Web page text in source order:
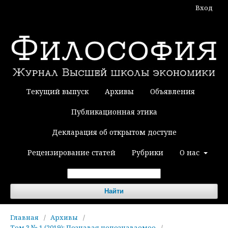
Текущий выпуск Архивы Объявления
Публикационная этика
Декларация об открытом доступе
Рецензирование статей Рубрики О нас
Найти
Вход
Главная / Архивы
/